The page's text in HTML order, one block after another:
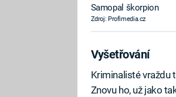
Samopal škorpion
Zdroj: Profimedia.cz
Vyšetřování
Kriminalisté vraždu
Znovu ho, už jako